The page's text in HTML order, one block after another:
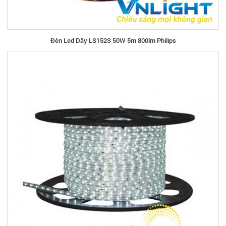
Đèn Led Dây LS152S 50W 5m 800lm Philips